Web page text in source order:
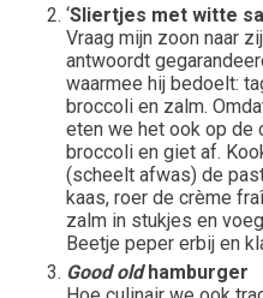
‘Sliertjes met witte
Vraag mijn zoon naar
antwoordt
waarmee hij bedoelt:
broccoli en zalm.
eten we het ook op de
broccoli en giet af.
(scheelt afwas) de
kaas, roer de crème
zalm in stukjes en
Beetje peper erbij en
Good oldhamburger